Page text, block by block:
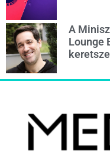
A
Lounge